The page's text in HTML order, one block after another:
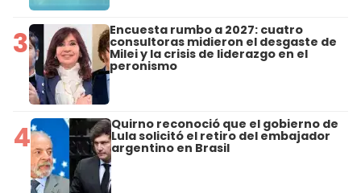
3 Encuesta rumbo a 2027: cuatro
consultoras midieron el desgaste de
Milei y la crisis de liderazgo en el
peronismo
4 Quirno reconoció que el gobierno de
Lula solicitó el retiro del embajador
argentino en Brasil